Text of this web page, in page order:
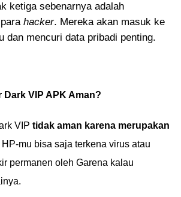
ketiga sebenarnya adalah
hacker. Mereka akan masuk ke
dan mencuri data pribadi penting.
Dark VIP APK Aman?
VIP tidak aman karena merupakan
HP-mu bisa saja terkena virus atau
permanen oleh Garena kalau